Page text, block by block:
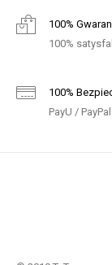
100%
100%
100%
PayU /